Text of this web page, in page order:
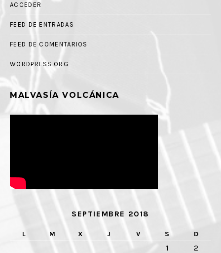
ACCEDER
FEED DE ENTRADAS
FEED DE COMENTARIOS
WORDPRESS.ORG
MALVASÍA VOLCÁNICA
SEPTIEMBRE 2018
L M X J V S D
1
2